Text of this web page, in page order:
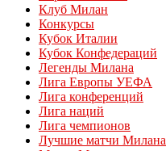
Клуб Милан
Конкурсы
Кубок Италии
Кубок Конфедераций
Легенды Милана
Лига Европы УЕФА
Лига конференций
Лига наций
Лига чемпионов
Лучшие матчи Милана